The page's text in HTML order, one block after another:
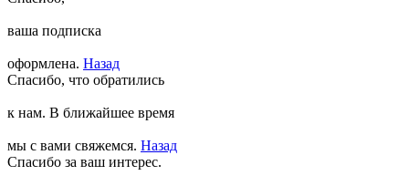
ваша подписка
оформлена. Назад
Спасибо, что обратились
к нам. В ближайшее время
мы с вами свяжемся. Назад
Спасибо за ваш интерес.